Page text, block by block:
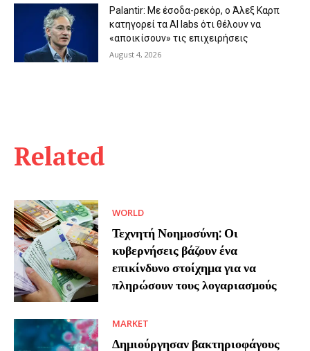
Related
WORLD
Τεχνητή Νοημοσύνη: Οι
κυβερνήσεις βάζουν ένα
επικίνδυνο στοίχημα για να
πληρώσουν τους λογαριασμούς
MARKET
Δημιούργησαν βακτηριοφάγους
Palantir: Με έσοδα-ρεκόρ, ο Άλεξ Καρπ
κατηγορεί τα AI labs ότι θέλουν να
«αποικίσουν» τις επιχειρήσεις
August 4, 2026